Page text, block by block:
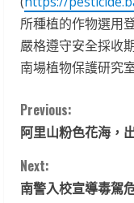
所種植的作物選用
嚴格遵守安全採收
南場植物保護研究
C
o
n
Previous:
阿里山粉色花海，
Next:
南警入校宣導毒駕